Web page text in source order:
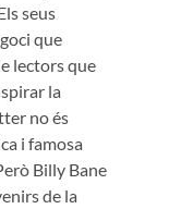
seus
que
lectors que
la
no és
i famosa
Billy Bane
de la